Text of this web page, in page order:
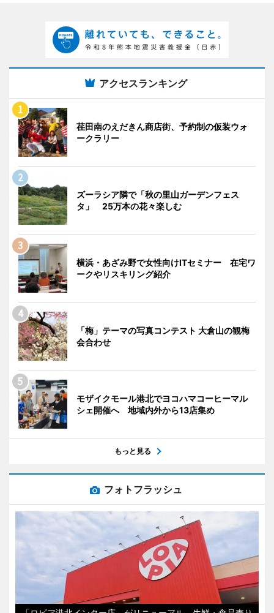
アクセスランキング
荏田南のえだきん商店街、予約制の仮装ウォ
ークラリー
ズーラシア隣で「秋の里山ガーデンフェス
タ」 25万本の花々楽しむ
横浜・あざみ野で女性向けITセミナー 在宅ワ
ークやリスキリング紹介
「梅」テーマの写真コンテスト 大倉山の観梅
会合わせ
モザイクモール港北でヨコハマコーヒーマル
シェ開催へ 地域内外から13店集め
もっと見る
フォトフラッシュ